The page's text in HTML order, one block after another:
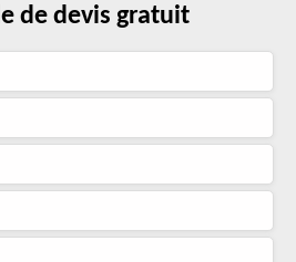
de devis gratuit